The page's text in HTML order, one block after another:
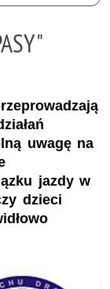
uwagę na
jazdy w
dzieci